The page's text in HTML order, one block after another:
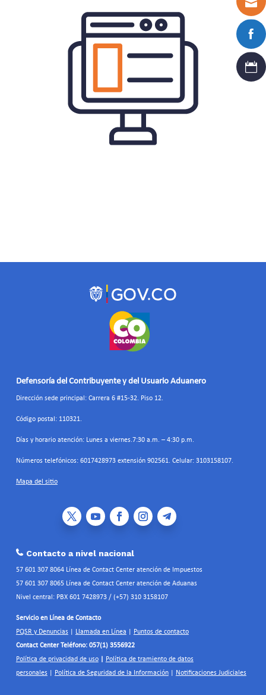
Defensoría del Contribuyente y del Usuario Aduanero
Dirección sede principal: Carrera 6 #15-32. Piso 12.
Código postal: 110321.
Días y horario atención: Lunes a viernes.7:30 a.m. – 4:30 p.m.
Números telefónicos: 6017428973 extensión 902561. Celular: 3103158107.
Mapa del sitio
Contacto a nivel nacional
57 601 307 8064 Línea de Contact Center atención de Impuestos
57 601 307 8065 Línea de Contact Center atención de Aduanas
Nivel central: PBX 601 7428973 / (+57) 310 3158107
Servicio en Línea de Contacto
PQSR y Denuncias| Llamada en Línea
Puntos de contacto
Contact Center Teléfono: 057(1) 3556922
Política de privacidad de uso|
Política de tramiento de datos
personales| Política de Seguridad de la Información| Notificaciones Judiciales